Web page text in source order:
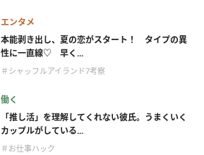
エンタメ
本能剥き出し、夏の恋がスタート！ タイプの異
性に一直線♡ 早く...
＃シャッフルアイランド7考察
働く
「推し活」を理解してくれない彼氏。うまくいく
カップルがしている...
＃お仕事ハック